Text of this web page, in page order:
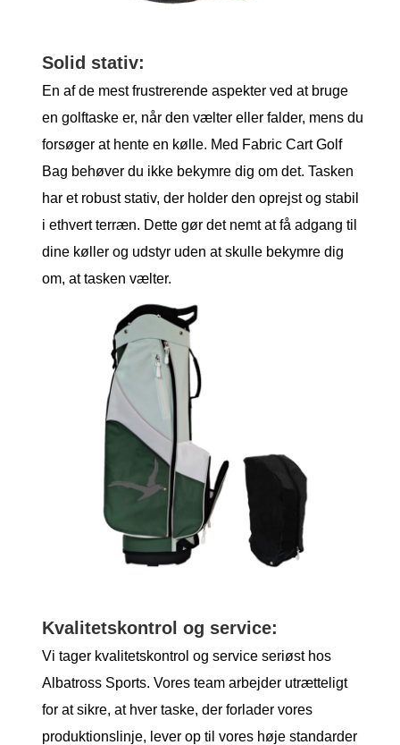
Solid stativ:
En af de mest frustrerende aspekter ved at bruge
en golftaske er, når den vælter eller falder, mens du
forsøger at hente en kølle. Med Fabric Cart Golf
Bag behøver du ikke bekymre dig om det. Tasken
har et robust stativ, der holder den oprejst og stabil
i ethvert terræn. Dette gør det nemt at få adgang til
dine køller og udstyr uden at skulle bekymre dig
om, at tasken vælter.
Kvalitetskontrol og service:
Vi tager kvalitetskontrol og service seriøst hos
Albatross Sports. Vores team arbejder utrætteligt
for at sikre, at hver taske, der forlader vores
produktionslinje, lever op til vores høje standarder